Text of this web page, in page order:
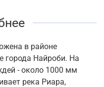
в районе
города Найроби. На
- около 1000 мм
река Риара,